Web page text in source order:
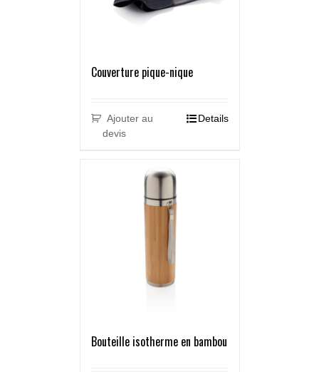
Couverture pique-nique
Ajouter au
devis
Details
Bouteille isotherme en bambou